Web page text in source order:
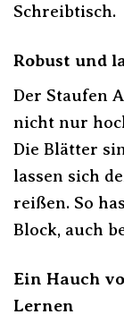
Schreibtisch.
Robust und
Der Staufen
nicht nur
Die Blätter
lassen sich
reißen. So
Block, auch
Ein Hauch
Lernen